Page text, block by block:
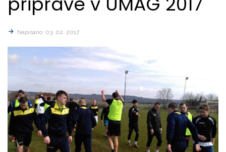
Napisano: 03. 02. 2017